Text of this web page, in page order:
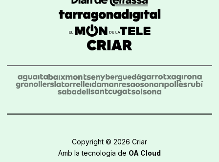
Copyright © 2026 Criar
Amb la tecnologia de OA Cloud